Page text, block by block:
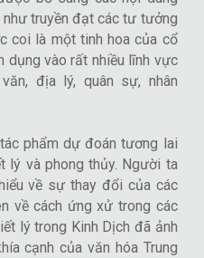
truyền đạt các tư tưởng
coi là một tinh hoa của cổ
dụng vào rất nhiều lĩnh vực
địa lý, quân sự, nhân
phẩm dự đoán tương lai
lý và phong thủy. Người ta
về sự thay đổi của các
về cách ứng xử trong các
lý trong Kinh Dịch đã ảnh
cạnh của văn hóa Trung